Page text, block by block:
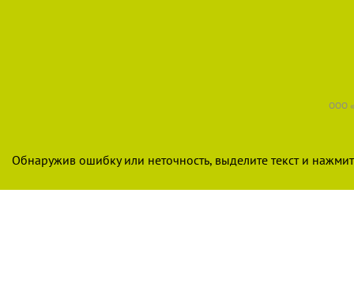
ООО
Обнаружив ошибку или неточность, выделите текст и